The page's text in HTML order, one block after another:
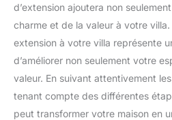
d’extension ajoutera non
charme et de la valeur à votre villa.
extension à votre villa représente
d’améliorer non seulement votre
valeur. En suivant attentivement
tenant compte des différentes
peut transformer votre maison en